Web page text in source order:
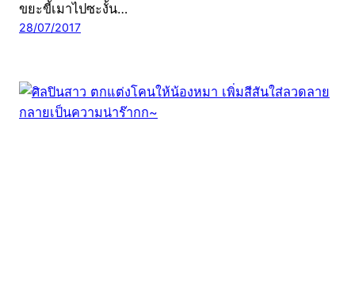
ขยะขี้เมาไปซะงั้น…
28/07/2017